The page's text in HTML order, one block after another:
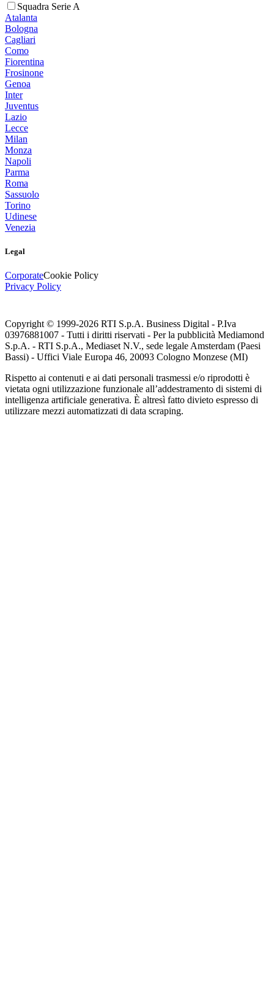
Squadra Serie A
Atalanta
Bologna
Cagliari
Como
Fiorentina
Frosinone
Genoa
Inter
Juventus
Lazio
Lecce
Milan
Monza
Napoli
Parma
Roma
Sassuolo
Torino
Udinese
Venezia
Legal
CorporateCookie Policy
Privacy Policy
Copyright © 1999-2026 RTI S.p.A. Business Digital - P.Iva
03976881007 - Tutti i diritti riservati - Per la pubblicità Mediamond
S.p.A. - RTI S.p.A., Mediaset N.V., sede legale Amsterdam (Paesi
Bassi) - Uffici Viale Europa 46, 20093 Cologno Monzese (MI)
Rispetto ai contenuti e ai dati personali trasmessi e/o riprodotti è
vietata ogni utilizzazione funzionale all’addestramento di sistemi di
intelligenza artificiale generativa. È altresì fatto divieto espresso di
utilizzare mezzi automatizzati di data scraping.